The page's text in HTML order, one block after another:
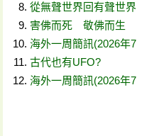
從無聲世界回有聲世界
害佛而死 敬佛而生
海外一周簡訊(2026年7
古代也有UFO?
海外一周簡訊(2026年7